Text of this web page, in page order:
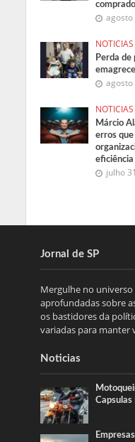
agosto
NOTICIAS
Perda de
agosto
NOTICIAS
Márcio
erros
eficiência
julho
Jornal de SP
Mergulhe no universo
aprofundadas sobre
os bastidores da
variadas para manter
Noticias
Capsulas